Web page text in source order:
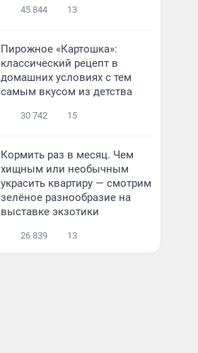
45 844 13
Пирожное «Картошка»:
классический рецепт в
домашних условиях с тем
самым вкусом из детства
30 742 15
Кормить раз в месяц. Чем
хищным или необычным
украсить квартиру — смотрим
зелёное разнообразие на
выставке экзотики
26 839 13